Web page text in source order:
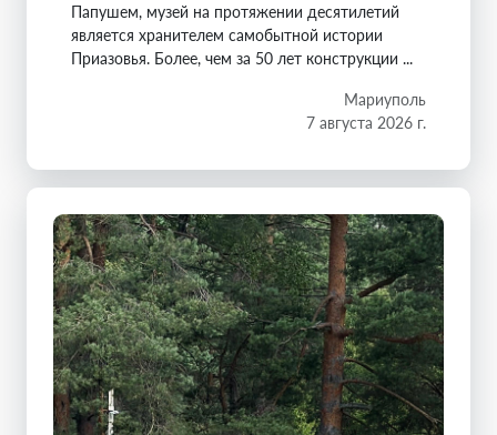
Папушем, музей на протяжении десятилетий
является хранителем самобытной истории
Приазовья. Более, чем за 50 лет конструкции ...
Мариуполь
7 августа 2026 г.